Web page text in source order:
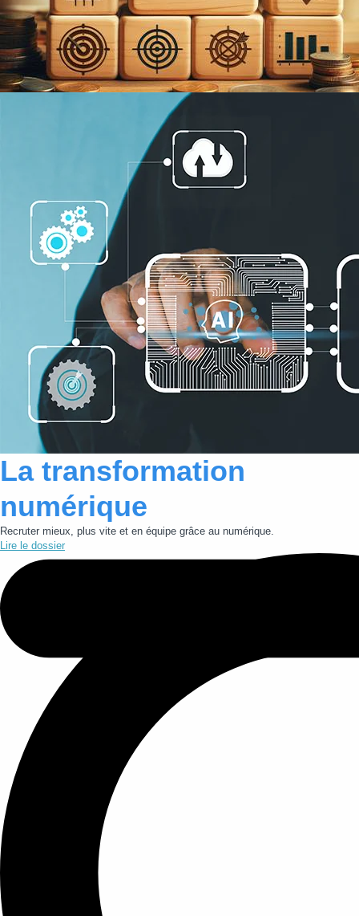
Quelles sont les principales
Le 10 octobre dernier, le gouvernement a dévoilé son projet de budget
Lire cette actualité
La transformation
numérique
Recruter mieux, plus vite et en équipe grâce au numérique.
Lire le dossier